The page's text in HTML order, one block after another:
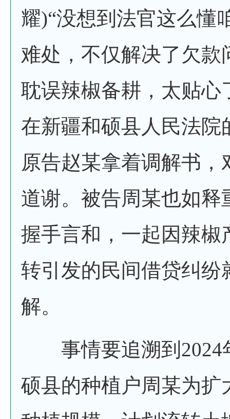
耀)“没想到法官这么懂
难处，不仅解决了欠款
耽误辣椒备耕，太贴心
在新疆和硕县人民法院
原告赵某拿着调解书，
道谢。被告周某也如释
握手言和，一起因辣椒
转引发的民间借贷纠纷
解。
事情要追溯到2024
硕县的种植户周某为扩